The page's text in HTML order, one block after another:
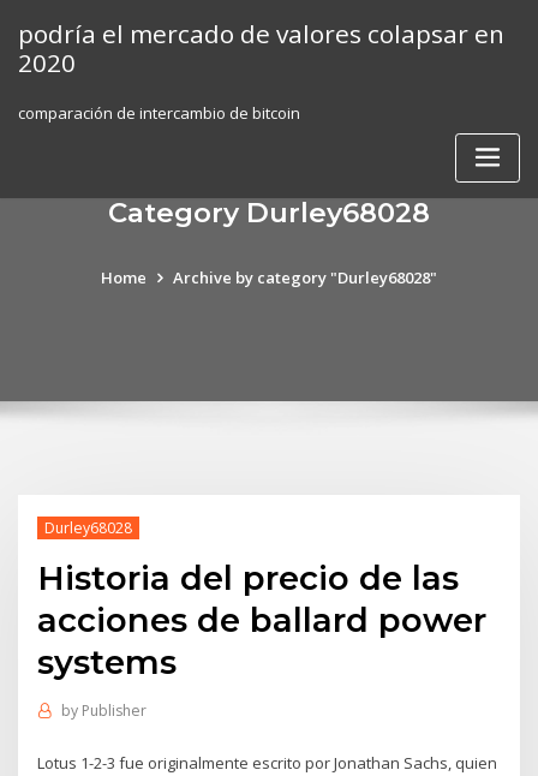
content
podría el mercado de valores colapsar en
2020
comparación de intercambio de bitcoin
Category Durley68028
Home Archive by category "Durley68028"
Durley68028
Historia del precio de las
acciones de ballard power
systems
by Publisher
Lotus 1-2-3 fue originalmente escrito por Jonathan Sachs, quien